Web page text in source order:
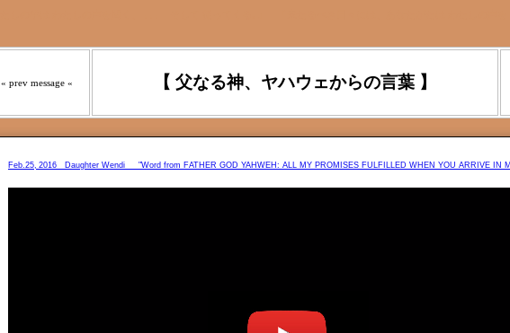
« prev message « 【 父なる神、ヤハウェからの言葉 】
Feb.25, 2016 _ Daughter Wendi "Word from FATHER GOD YAHWEH: ALL MY PROMISES FULFILLED WHEN YOU ARRIVE IN